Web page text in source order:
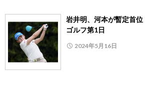
岩井明、河本が暫定首
ゴルフ第1日
2024年5月16日